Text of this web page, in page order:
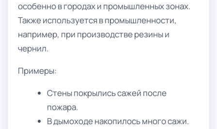
особенно в городах и промышленных зонах.
Также используется в промышленности,
например, при производстве резины и
чернил.
Примеры:
Стены покрылись сажей после
пожара.
В дымоходе накопилось много сажи.